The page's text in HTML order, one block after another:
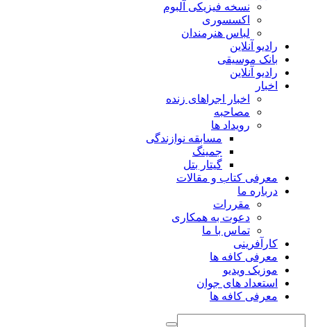
نسخه فیزیکی آلبوم
اکسسوری
لباس هنرمندان
رادیو آنلاین
بانک موسیقی
رادیو آنلاین
اخبار
اخبار اجراهای زنده
مصاحبه
رویداد ها
مسابقه نوازندگی
جمینگ
گیتار بتل
معرفی کتاب و مقالات
درباره ما
مقررات
دعوت به همکاری
تماس با ما
کارآفرینی
معرفی کافه ها
موزیک ویدیو
استعداد های جوان
معرفی کافه ها